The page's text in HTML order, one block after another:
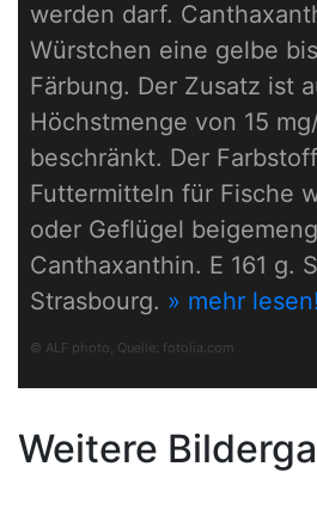
werden darf.
Würstchen eine gelbe
Färbung. Der Zusatz ist
Höchstmenge von 15
beschränkt. Der
Futtermitteln für Fische
oder Geflügel
Canthaxanthin. E 161 g.
Strasbourg. » mehr lesen!
© ALF photo, Quelle: fotolia.com
Weitere